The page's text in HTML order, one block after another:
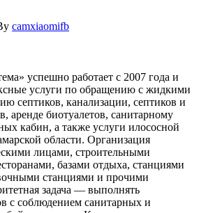
camxiaomifb
успешно работает с 2007 года и
услуги по обращению с жидкими
септиков, канализации, септиков и
аренде биотуалетов, санитарному
кабин, а также услуги илососной
области. Организация
лицами, строительными
базами отдыха, станциями
станциями и прочими
задача — выполнять
с соблюдением санитарных и